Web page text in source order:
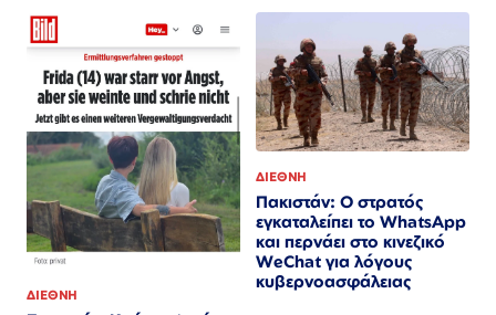
ΔΙΕΘΝΗ
ΔΙΕΘΝΗ
Πακιστάν: Ο στρατός
εγκαταλείπει το WhatsApp
και περνάει στο κινεζικό
WeChat για λόγους
κυβερνοασφάλειας